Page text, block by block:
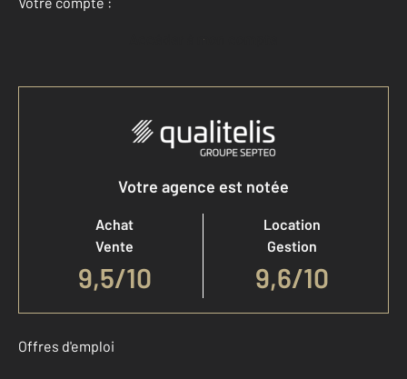
Accéder à mon compte
Votre agence est notée
Achat
Vente
9,5/10
Location
Gestion
9,6/10
Offres d'emploi